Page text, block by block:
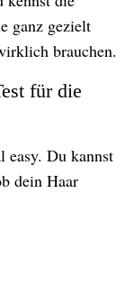
ganz gezielt
brauchen.
für die
easy. Du kannst
dein Haar